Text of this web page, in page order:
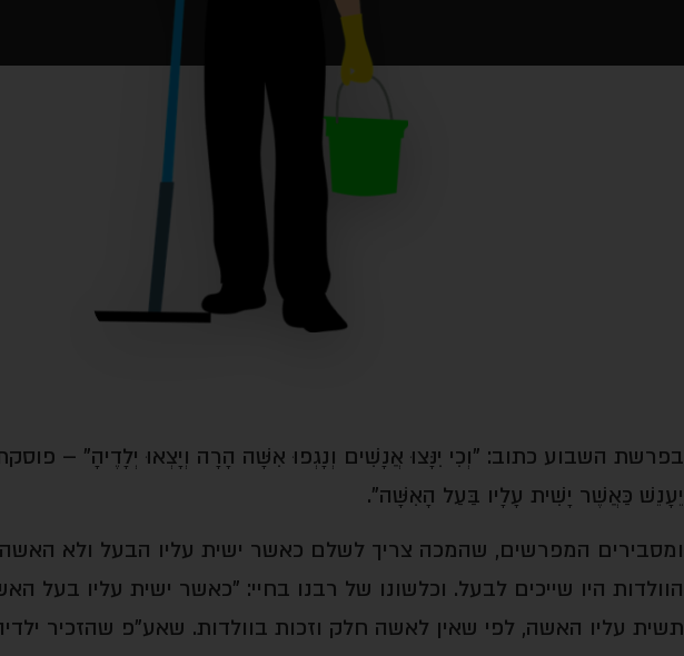
בפרשת השבוע כתוב: "וְכִי יִנָּצוּ אֲנָשִׁים וְנָגְפוּ אִשָּׁה הָרָה וְיָצְאוּ יְלָדֶיהָ" –
יֵעָנֵשׁ כַּאֲשֶׁר יָשִׁית עָלָיו בַּעַל הָאִשָּׁה".
ומסבירים המפרשים, שהמכה צריך לשלם כאשר ישית עליו הבעל ולא
הוולדות היו שייכים לבעל. וכלשונו של רבנו בחיי: "כאשר ישית עליו בעל
תשית עליו האשה, לפי שאין לאשה חלק וזכות בוולדות. שאע"פ שהזכיר ילדיה